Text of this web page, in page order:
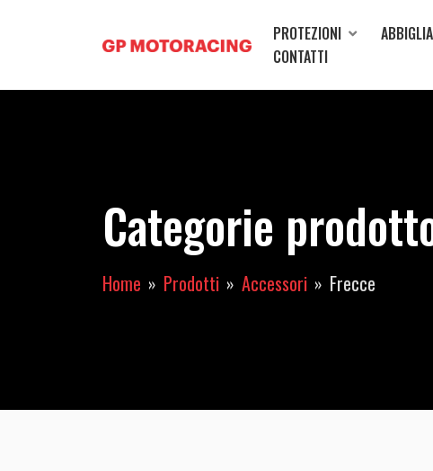
PROTEZIONI
CONTATTI
Categorie
Home Prodotti Accessori Frecce